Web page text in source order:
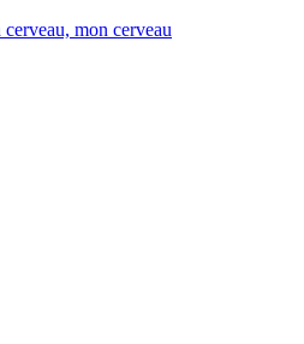
cerveau, mon cerveau